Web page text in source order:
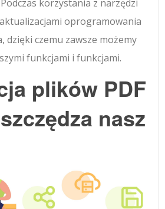
korzystania z narzędzi
oprogramowania
dzięki czemu zawsze możemy
funkcjami i funkcjami.
plików PDF
nasz